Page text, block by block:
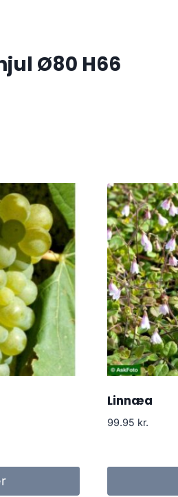
Ø80 H66
Linnæa
99.95 kr.